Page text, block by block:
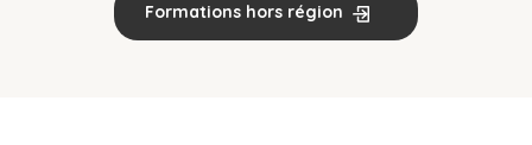
Formations hors région